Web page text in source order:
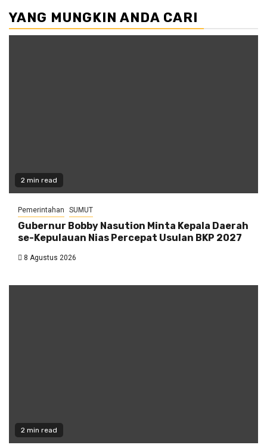
YANG MUNGKIN ANDA CARI
2 min read
Pemerintahan SUMUT
Gubernur Bobby Nasution Minta Kepala Daerah
se-Kepulauan Nias Percepat Usulan BKP 2027
8 Agustus 2026
2 min read